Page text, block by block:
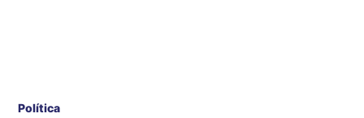
Política